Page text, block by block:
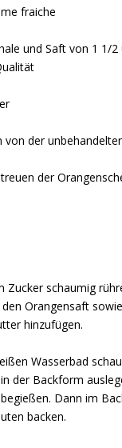
fraiche
und Saft von 1 1/
von der
der
Zucker schaumig
Orangensaft
hinzufügen.
Wasserbad
der Backform
Dann im
backen.